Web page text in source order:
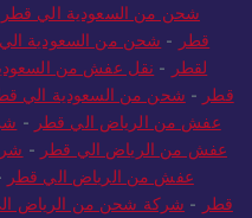
شحن من السعودية الي قطر
قطر - شحن من السعودية
لقطر - نقل عفش من
قطر - شحن من السعودية الي
عفش من الرياض الي قطر -
عفش من الرياض الي قطر -
عفش من الرياض الي قطر
قطر - شركة شحن من الرياض